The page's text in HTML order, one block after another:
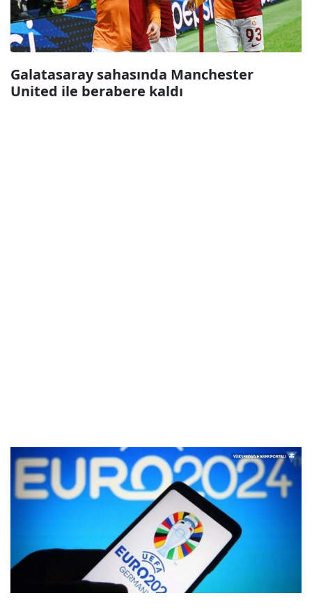
Galatasaray sahasında Manchester
United ile berabere kaldı